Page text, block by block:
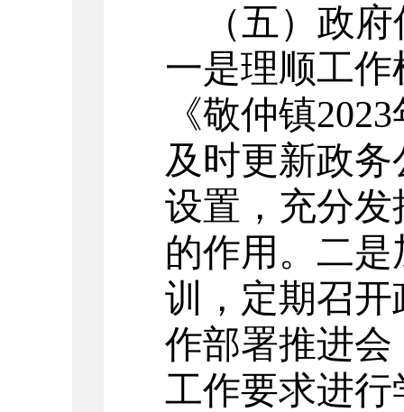
（五） 政府
一是理顺工
《敬仲镇2023
及时更新政
设置，充分
的作用。二
训，定期召
作部署推进会
工作要求进